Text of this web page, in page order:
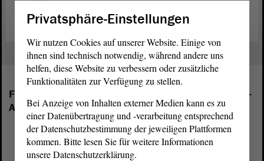
Folgende Fraktionen sind im Landtag von Sachsen-
Anhalt vertreten:
Privatsphäre-Einstellungen
Wir nutzen Cookies auf unserer Website. Einige von
ihnen sind technisch notwendig, während andere uns
helfen, diese Website zu verbessern oder zusätzliche
Funktionalitäten zur Verfügung zu stellen.
Bei Anzeige von Inhalten externer Medien kann es zu
einer Datenübertragung und -verarbeitung entsprechend
der Datenschutzbestimmung der jeweiligen Plattformen
kommen. Bitte lesen Sie für weitere Informationen
unsere Datenschutzerklärung.